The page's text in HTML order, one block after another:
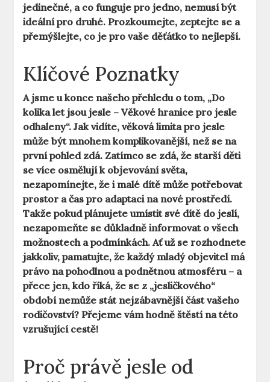
jedinečné, a co funguje pro jedno, nemusí být
ideální pro druhé. Prozkoumejte, zeptejte se a
přemýšlejte, co je pro vaše děťátko to nejlepší.
Klíčové Poznatky
A jsme u konce našeho přehledu o tom, „Do
kolika let jsou jesle – Věkové hranice pro jesle
odhaleny“. Jak vidíte, věková limita pro jesle
může být mnohem komplikovanější, než se na
první pohled zdá. Zatímco se zdá, že starší děti
se více osmělují k objevování světa,
nezapomínejte, že i malé dítě může potřebovat
prostor a čas pro adaptaci na nové prostředí.
Takže pokud plánujete umístit své dítě do jeslí,
nezapomeňte se důkladně informovat o všech
možnostech a podmínkách. Ať už se rozhodnete
jakkoliv, pamatujte, že každý mladý objevitel má
právo na pohodlnou a podnětnou atmosféru – a
přece jen, kdo říká, že se z „jesličkového“
období nemůže stát nejzábavnější část vašeho
rodičovství? Přejeme vám hodně štěstí na této
vzrušující cestě!
Proč právě jesle od